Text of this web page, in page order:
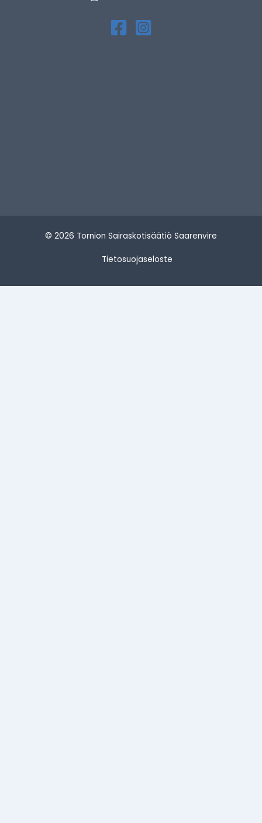
© 2026 Tornion Sairaskotisäätiö Saarenvire
Tietosuojaseloste